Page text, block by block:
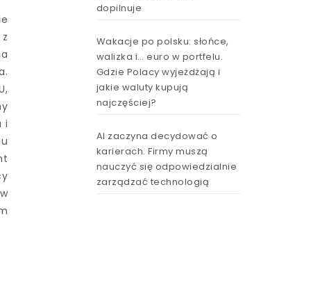
i
dopilnuje
Wakacje po polsku: słońce,
walizka i… euro w portfelu.
Gdzie Polacy wyjeżdżają i
jakie waluty kupują
najczęściej?
AI zaczyna decydować o
karierach. Firmy muszą
nauczyć się odpowiedzialnie
zarządzać technologią